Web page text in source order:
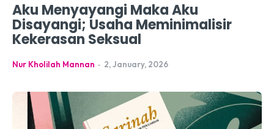
Aku Menyayangi Maka Aku
Disayangi; Usaha Meminimalisir
Kekerasan Seksual
Nur Kholilah Mannan - 2, January, 2026